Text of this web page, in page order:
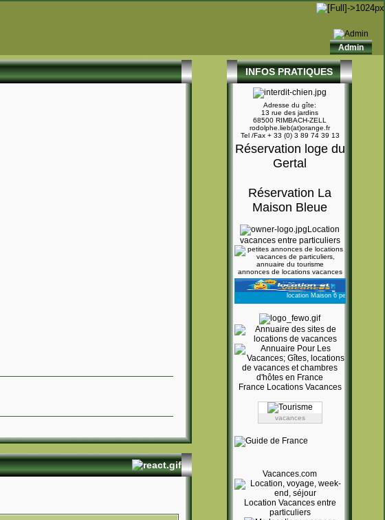
Admin
INFOS PRATIQUES
Adresse du gîte:
13 rue des jardins
68500 RIMBACH-ZELL
rodolphe.lieb(at)orange.fr
Tel /Fax + 33 (0) 3 89 74 39 13
Réservation loge du
Gertal
Réservation La
Maison Bleue
Location
vacances entre particuliers
annonces de locations vacances
location Maison 6 personnes
France Locations Vacances
Location
vacances
particulier.
Location vacances
Chambre d'hôtes
Gîtes de France
Hôtel
Station de ski
Vacances.com
Location Vacances entre
particuliers